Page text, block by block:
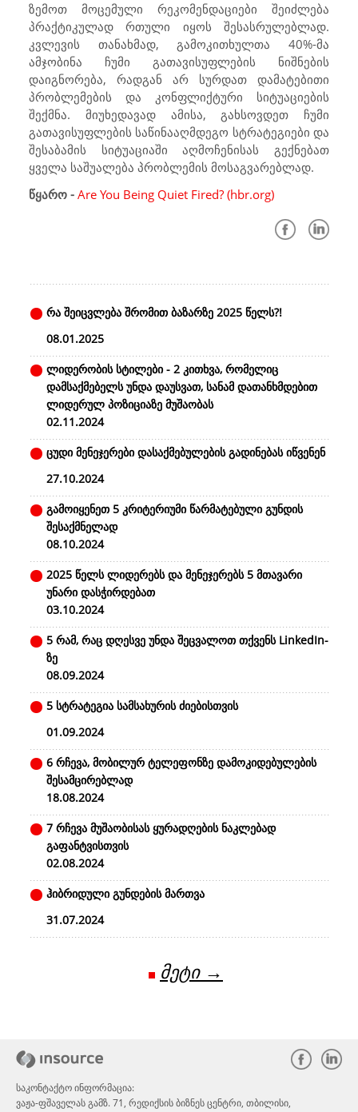
ზემოთ მოცემული რეკომენდაციები შეიძლება
პრაქტიკულად რთული იყოს შესასრულებლად.
კვლევის თანახმად, გამოკითხულთა 40%-მა
ამჯობინა ჩუმი გათავისუფლების ნიშნების
დაიგნორება, რადგან არ სურდათ დამატებითი
პრობლემების და კონფლიქტური სიტუაციების
შექმნა. მიუხედავად ამისა, გახსოვდეთ ჩუმი
გათავისუფლების საწინააღმდეგო სტრატეგიები და
შესაბამის სიტუაციაში აღმოჩენისას გექნებათ
ყველა საშუალება პრობლემის მოსაგვარებლად.
წყარო - Are You Being Quiet Fired? (hbr.org)
რა შეიცვლება შრომით ბაზარზე 2025 წელს?!
08.01.2025
ლიდერობის სტილები - 2 კითხვა, რომელიც
დამსაქმებელს უნდა დაუსვათ, სანამ დათანხმდებით
ლიდერულ პოზიციაზე მუშაობას
02.11.2024
ცუდი მენეჯერები დასაქმებულების გადინებას იწვენენ
27.10.2024
გამოიყენეთ 5 კრიტერიუმი წარმატებული გუნდის
შესაქმნელად
08.10.2024
2025 წელს ლიდერებს და მენეჯერებს 5 მთავარი
უნარი დასჭირდებათ
03.10.2024
5 რამ, რაც დღესვე უნდა შეცვალოთ თქვენს LinkedIn-
ზე
08.09.2024
5 სტრატეგია სამსახურის ძიებისთვის
01.09.2024
6 რჩევა, მობილურ ტელეფონზე დამოკიდებულების
შესამცირებლად
18.08.2024
7 რჩევა მუშაობისას ყურადღების ნაკლებად
გაფანტვისთვის
02.08.2024
ჰიბრიდული გუნდების მართვა
31.07.2024
მეტი →
საკონტაქტო ინფორმაცია:
ვაჟა-ფშაველას გამზ. 71, რედიქსის ბიზნეს ცენტრი, თბილისი,